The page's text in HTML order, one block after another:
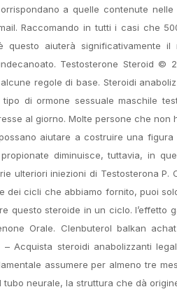
a quelle contenute
Raccomando in tutti i casi che
aiuterà significativamente il
Testosterone Steroid ©
regole di base. Steroidi
di ormone sessuale maschile
al giorno. Molte persone che non
aiutare a costruire una figura
diminuisce, tuttavia, in
ulteriori iniezioni di Testosterona P.
dei cicli che abbiamo fornito, puoi
questo steroide in un ciclo. l’effetto
Orale. Clenbuterol balkan
Acquista steroidi anabolizzanti
assumere per almeno tre
tubo neurale, la struttura che dà